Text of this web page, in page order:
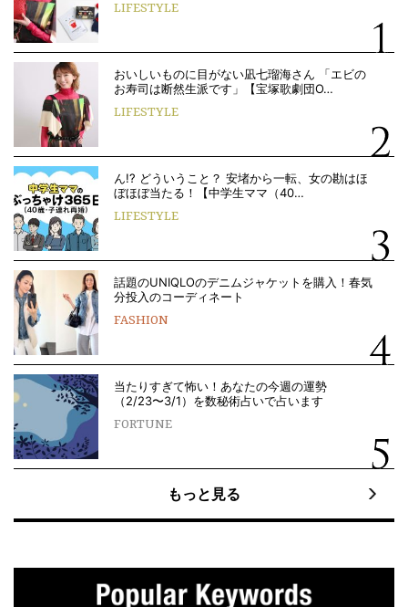
LIFESTYLE
おいしいものに目がない凪七瑠海さん 「エビの
お寿司は断然生派です」【宝塚歌劇団O…
LIFESTYLE
ん!? どういうこと？ 安堵から一転、女の勘はほ
ぼほぼ当たる！【中学生ママ（40…
LIFESTYLE
話題のUNIQLOのデニムジャケットを購入！春気
分投入のコーディネート
FASHION
当たりすぎて怖い！あなたの今週の運勢
（2/23〜3/1）を数秘術占いで占います
FORTUNE
もっと見る